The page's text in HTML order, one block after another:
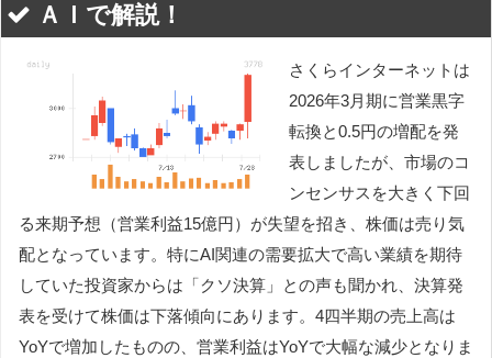
ＡＩで解説！
さくらインターネットは
2026年3月期に営業黒字
転換と0.5円の増配を発
表しましたが、市場のコ
ンセンサスを大きく下回
る来期予想（営業利益15億円）が失望を招き、株価は売り気
配となっています。特にAI関連の需要拡大で高い業績を期待
していた投資家からは「クソ決算」との声も聞かれ、決算発
表を受けて株価は下落傾向にあります。4四半期の売上高は
YoYで増加したものの、営業利益はYoYで大幅な減少となりま